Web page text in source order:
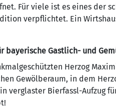
Für viele ist es eines der
verpflichtet. Ein
bayerische Gastlich- und
Herzog
Gewölberaum, in dem
verglaster Bierfassl-Aufzug